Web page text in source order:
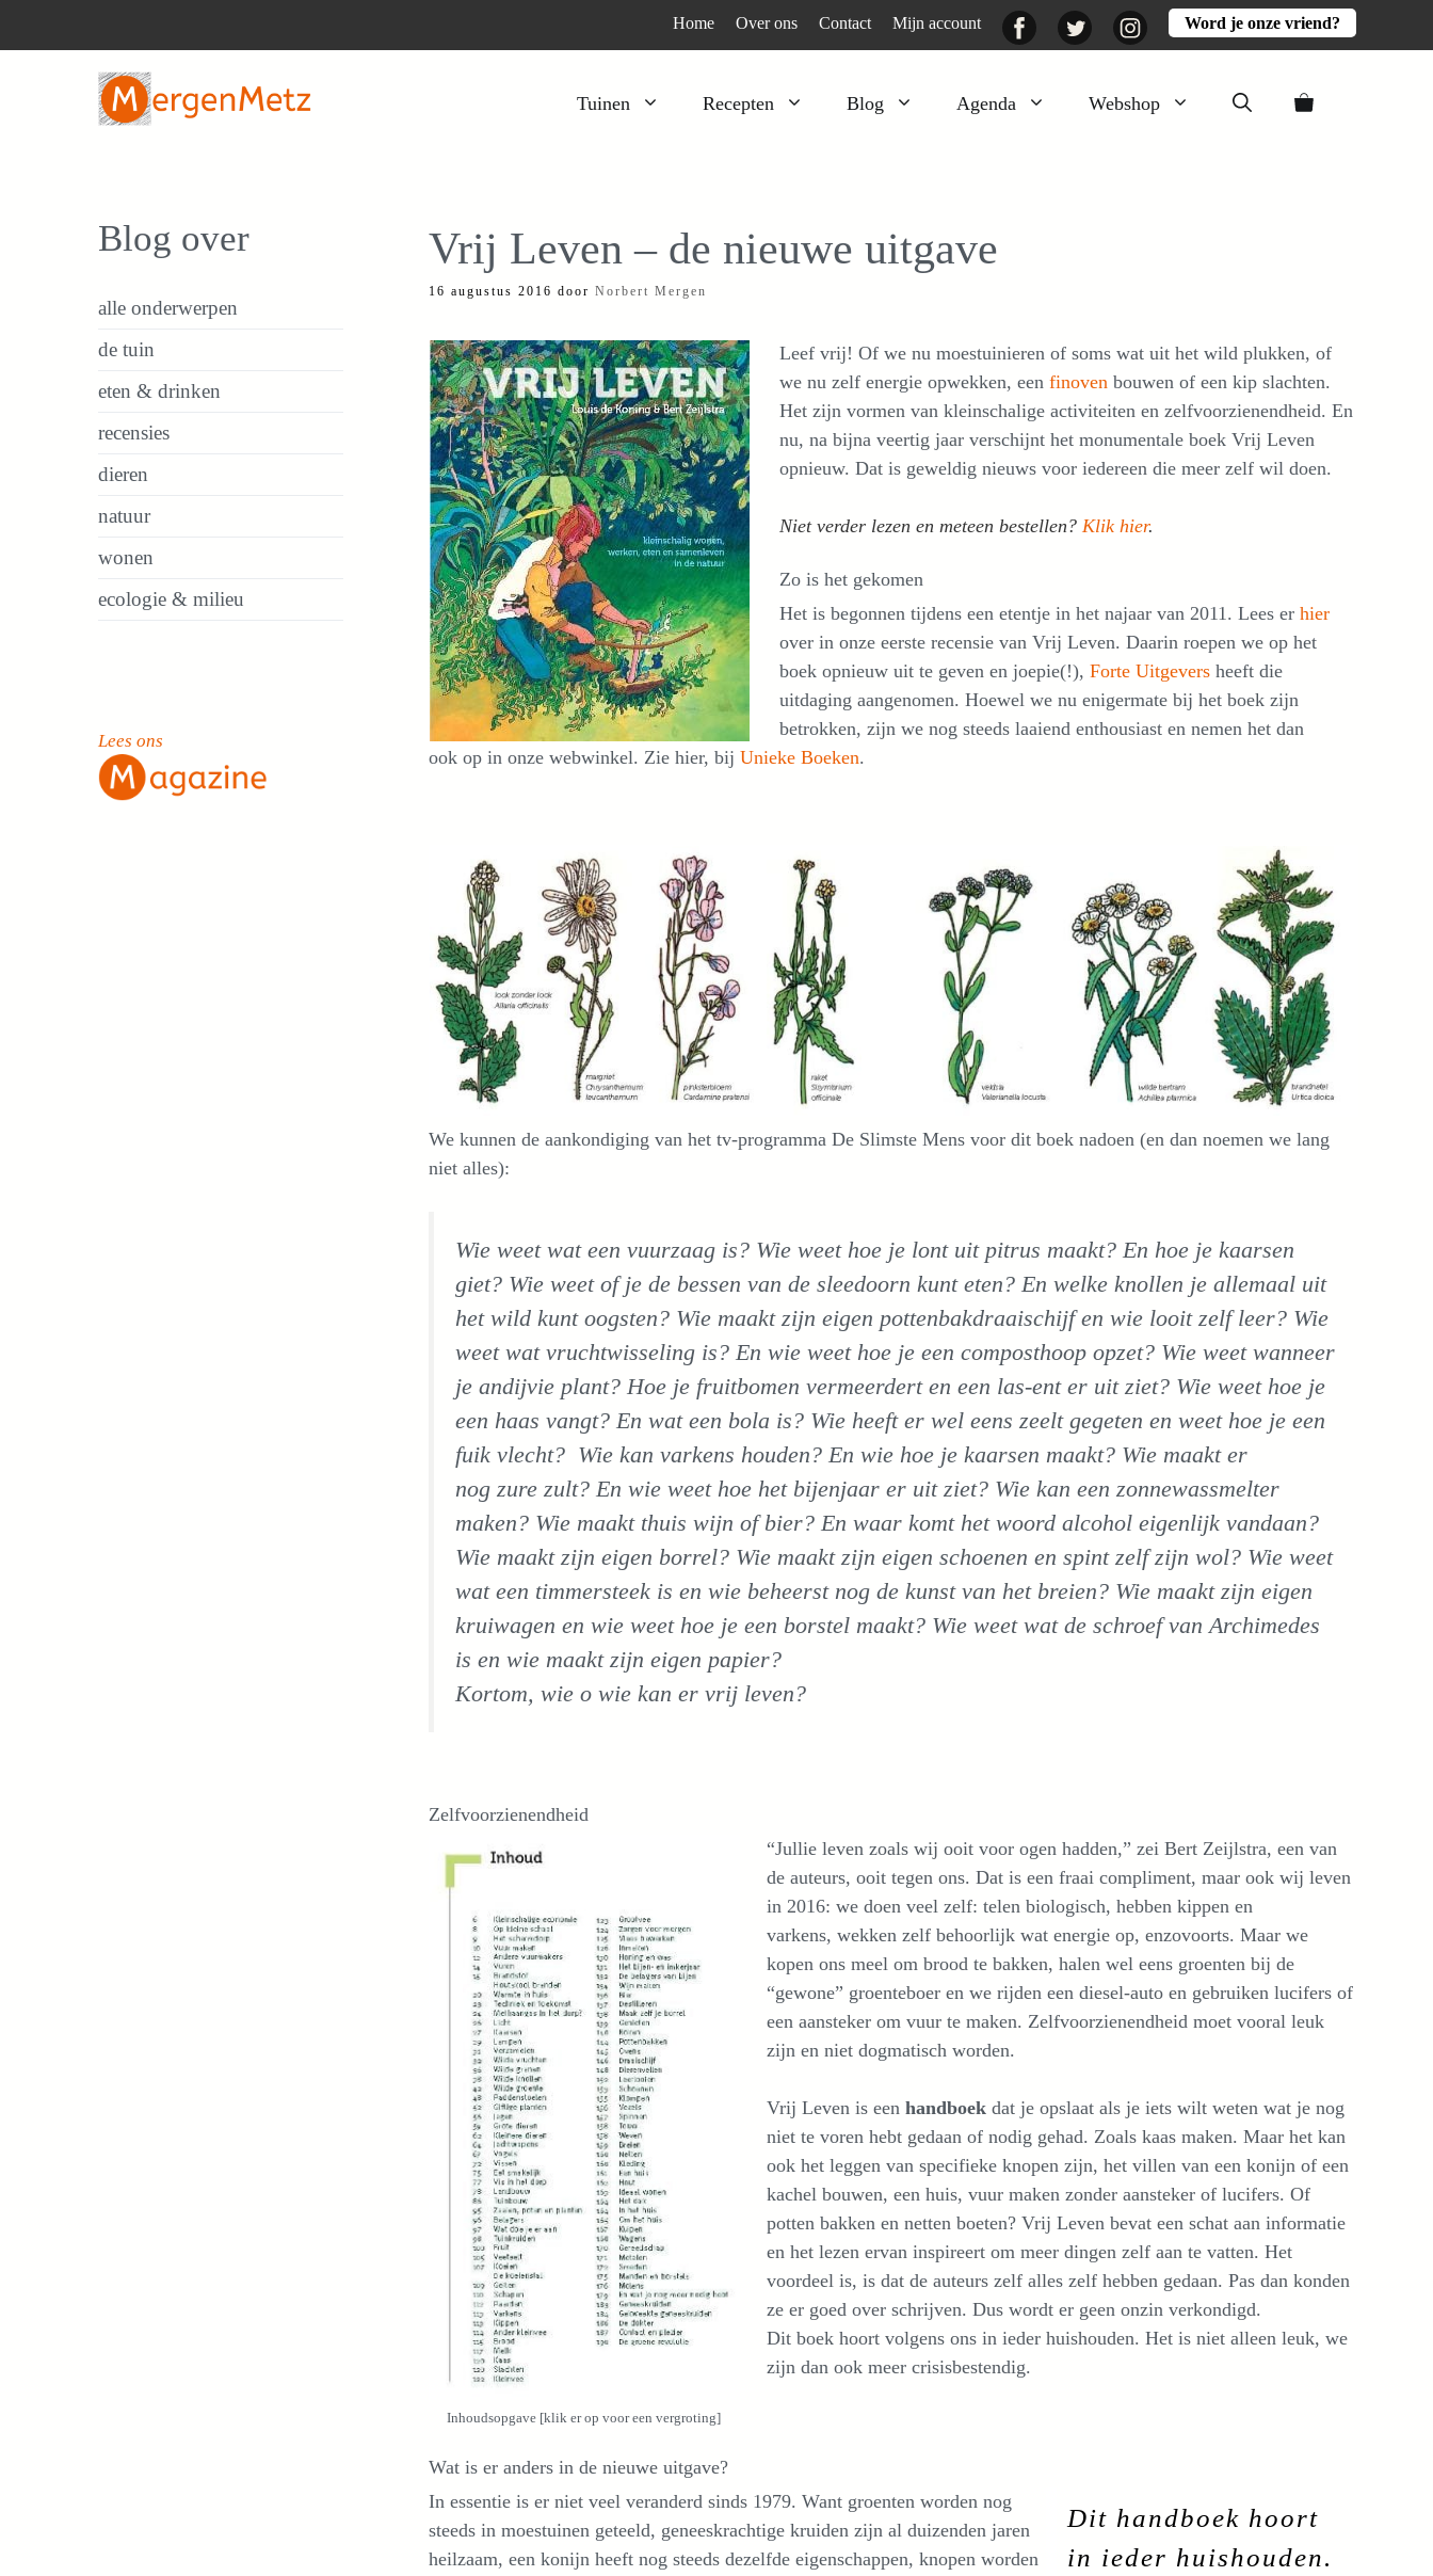
Home Over ons Contact Mijn account FacebookTwitter InstagramWord je onze vriend?
Tuinen Recepten Blog Agenda Webshop
Kruiden
Moestuin
Voedselbos
Peulgroenten
Wortelgroenten
Bladgroenten
Lekker
Vrij Leven – de nieuwe uitgave
16 augustus 2016 door Norbert Mergen
Leef vrij! Of we nu moestuinieren of soms wat uit het wild plukken, of
we nu zelf energie opwekken, een finoven bouwen of een kip slachten.
Het zijn vormen van kleinschalige activiteiten en zelfvoorzienendheid. En
nu, na bijna veertig jaar verschijnt het monumentale boek Vrij Leven
opnieuw. Dat is geweldig nieuws voor iedereen die meer zelf wil doen.
Niet verder lezen en meteen bestellen? Klik hier.
Zo is het gekomen
Het is begonnen tijdens een etentje in het najaar van 2011. Lees er hier
over in onze eerste recensie van Vrij Leven. Daarin roepen we op het
boek opnieuw uit te geven en joepie(!), Forte Uitgevers heeft die
uitdaging aangenomen. Hoewel we nu enigermate bij het boek zijn
betrokken, zijn we nog steeds laaiend enthousiast en nemen het dan
ook op in onze webwinkel. Zie hier, bij Unieke Boeken.
We kunnen de aankondiging van het tv-programma De Slimste Mens voor dit boek nadoen (en dan noemen we lang
niet alles):
Wie weet wat een vuurzaag is? Wie weet hoe je lont uit pitrus maakt? En hoe je kaarsen
giet? Wie weet of je de bessen van de sleedoorn kunt eten? En welke knollen je allemaal uit
het wild kunt oogsten? Wie maakt zijn eigen pottenbakdraaischijf en wie looit zelf leer? Wie
weet wat vruchtwisseling is? En wie weet hoe je een composthoop opzet? Wie weet wanneer
je andijvie plant? Hoe je fruitbomen vermeerdert en een las-ent er uit ziet? Wie weet hoe je
een haas vangt? En wat een bola is? Wie heeft er wel eens zeelt gegeten en weet hoe je een
fuik vlecht? Wie kan varkens houden? En wie hoe je kaarsen maakt? Wie maakt er
nog zure zult? En wie weet hoe het bijenjaar er uit ziet? Wie kan een zonnewassmelter
maken? Wie maakt thuis wijn of bier? En waar komt het woord alcohol eigenlijk vandaan?
Wie maakt zijn eigen borrel? Wie maakt zijn eigen schoenen en spint zelf zijn wol? Wie weet
wat een timmersteek is en wie beheerst nog de kunst van het breien? Wie maakt zijn eigen
kruiwagen en wie weet hoe je een borstel maakt? Wie weet wat de schroef van Archimedes
is en wie maakt zijn eigen papier?
Kortom, wie o wie kan er vrij leven?
Zelfvoorzienendheid
Inhoudsopgave [klik er op voor een vergroting]
“Jullie leven zoals wij ooit voor ogen hadden,” zei Bert Zeijlstra, een van
de auteurs, ooit tegen ons. Dat is een fraai compliment, maar ook wij leven
in 2016: we doen veel zelf: telen biologisch, hebben kippen en
varkens, wekken zelf behoorlijk wat energie op, enzovoorts. Maar we
kopen ons meel om brood te bakken, halen wel eens groenten bij de
“gewone” groenteboer en we rijden een diesel-auto en gebruiken lucifers of
een aansteker om vuur te maken. Zelfvoorzienendheid moet vooral leuk
zijn en niet dogmatisch worden.
Vrij Leven is een handboek dat je opslaat als je iets wilt weten wat je nog
niet te voren hebt gedaan of nodig gehad. Zoals kaas maken. Maar het kan
ook het leggen van specifieke knopen zijn, het villen van een konijn of een
kachel bouwen, een huis, vuur maken zonder aansteker of lucifers. Of
potten bakken en netten boeten? Vrij Leven bevat een schat aan informatie
en het lezen ervan inspireert om meer dingen zelf aan te vatten. Het
voordeel is, is dat de auteurs zelf alles zelf hebben gedaan. Pas dan konden
ze er goed over schrijven. Dus wordt er geen onzin verkondigd.
Dit boek hoort volgens ons in ieder huishouden. Het is niet alleen leuk, we
zijn dan ook meer crisisbestendig.
Wat is er anders in de nieuwe uitgave?
Dit handboek hoort
in ieder huishouden.
In essentie is er niet veel veranderd sinds 1979. Want groenten worden nog
steeds in moestuinen geteeld, geneeskrachtige kruiden zijn al duizenden jaren
heilzaam, een konijn heeft nog steeds dezelfde eigenschappen, knopen worden
Blog over
alle onderwerpen
de tuin
eten & drinken
recensies
dieren
natuur
wonen
ecologie & milieu
Lees ons